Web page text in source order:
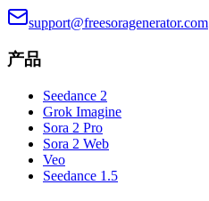
support@freesoragenerator.com
产品
Seedance 2
Grok Imagine
Sora 2 Pro
Sora 2 Web
Veo
Seedance 1.5